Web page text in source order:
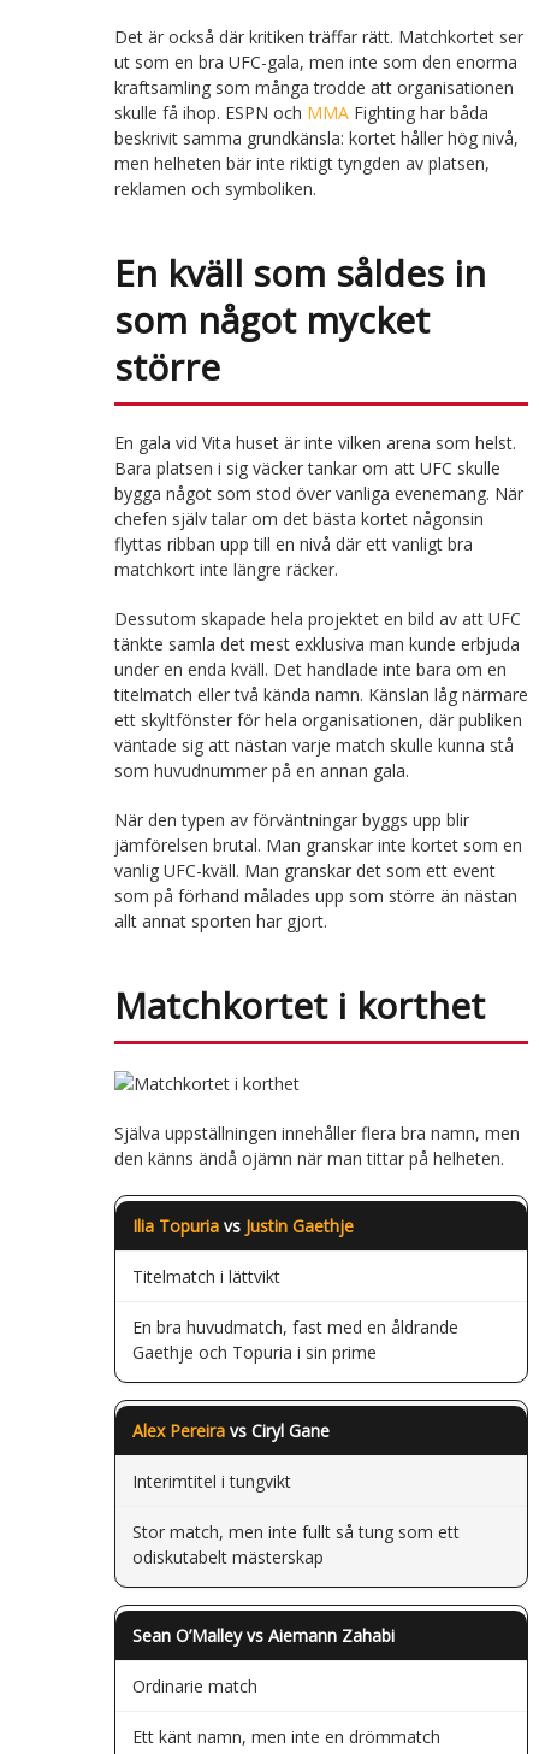
Det är också där kritiken träffar rätt. Matchkortet ser
ut som en bra UFC-gala, men inte som den enorma
kraftsamling som många trodde att organisationen
skulle få ihop. ESPN och MMAFighting har båda
beskrivit samma grundkänsla: kortet håller hög nivå,
men helheten bär inte riktigt tyngden av platsen,
reklamen och symboliken.
En kväll som såldes in
som något mycket
större
En gala vid Vita huset är inte vilken arena som helst.
Bara platsen i sig väcker tankar om att UFC skulle
bygga något som stod över vanliga evenemang. När
chefen själv talar om det bästa kortet någonsin
flyttas ribban upp till en nivå där ett vanligt bra
matchkort inte längre räcker.
Dessutom skapade hela projektet en bild av att UFC
tänkte samla det mest exklusiva man kunde erbjuda
under en enda kväll. Det handlade inte bara om en
titelmatch eller två kända namn. Känslan låg närmare
ett skyltfönster för hela organisationen, där publiken
väntade sig att nästan varje match skulle kunna stå
som huvudnummer på en annan gala.
När den typen av förväntningar byggs upp blir
jämförelsen brutal. Man granskar inte kortet som en
vanlig UFC-kväll. Man granskar det som ett event
som på förhand målades upp som större än nästan
allt annat sporten har gjort.
Matchkortet i korthet
Själva uppställningen innehåller flera bra namn, men
den känns ändå ojämn när man tittar på helheten.
Ilia Topuriavs Justin Gaethje
Titelmatch i lättvikt
En bra huvudmatch, fast med en åldrande
Gaethje och Topuria i sin prime
Alex Pereiravs Ciryl Gane
Interimtitel i tungvikt
Stor match, men inte fullt så tung som ett
odiskutabelt mästerskap
Sean O’Malley vs Aiemann Zahabi
Ordinarie match
Ett känt namn, men inte en drömmatch